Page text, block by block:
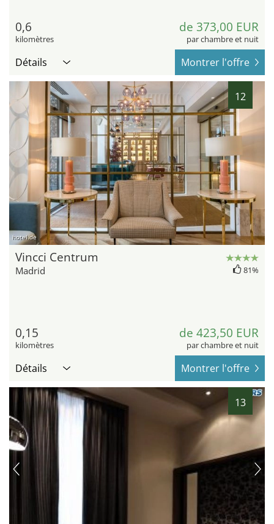
0,6
kilomètres
de 373,00 EUR
par chambre et nuit
Détails Montrer l'offre
12
hotel.de
Vincci Centrum
Madrid 81%
0,15
kilomètres
de 423,50 EUR
par chambre et nuit
Détails Montrer l'offre
13